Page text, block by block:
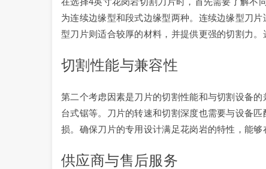
为连续边缘型和段式边缘型两种。连续边缘型刀
型刀片则适合较厚的材料，并提供更强的切割力
切割性能与兼容性
第二个考虑因素是刀片的切割性能和与切割设备
台式锯等。刀片的转速和切割深度也需要与设备
损。确保刀片的专用设计满足花岗岩的特性，能够
供应商与售后服务